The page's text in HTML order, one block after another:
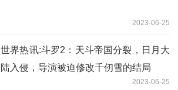
2023-06-25
世界热讯:斗罗2：天斗帝国分裂，日月大
陆入侵，导演被迫修改千仞雪的结局
2023-06-25